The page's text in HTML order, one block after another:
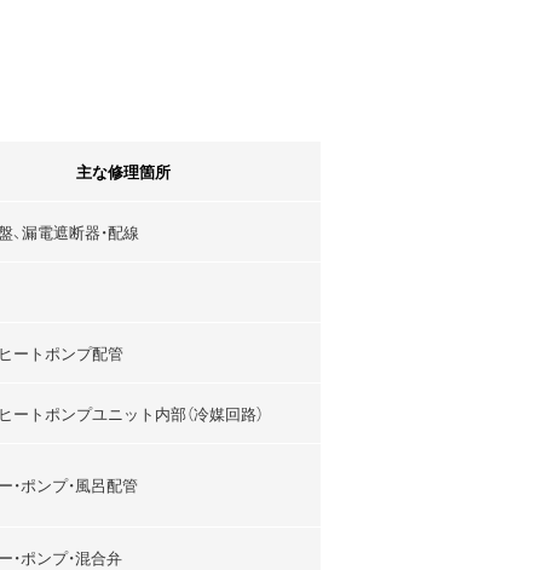
主な修理箇所
、漏電遮断器・配線
ートポンプ配管
ートポンプユニット内部（冷媒回路）
・ポンプ・風呂配管
・ポンプ・混合弁